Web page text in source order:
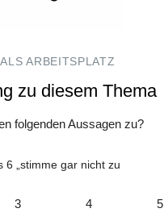
ARBEITSPLATZ
zu diesem Thema
folgenden Aussagen zu?
6 „stimme gar nicht zu
3 4 5